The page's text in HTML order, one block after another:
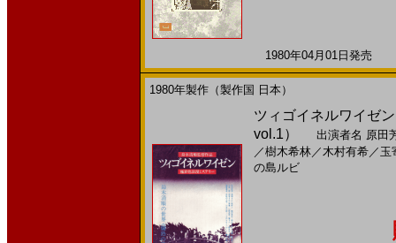
1980年04月01日発売
1980年製作（製作国 日本）
ツィゴイネルワイゼ
vol.1）
出演者名 原田
／樹木希林／木村有希／ 玉
の島ルビ